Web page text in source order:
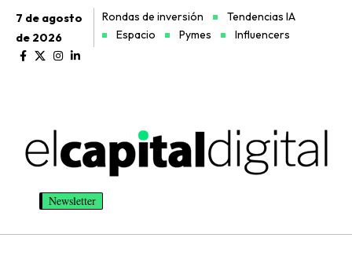
7 de agosto
de 2026
Rondas de inversión
Tendencias IA
Espacio
Pymes Influencers
Newsletter